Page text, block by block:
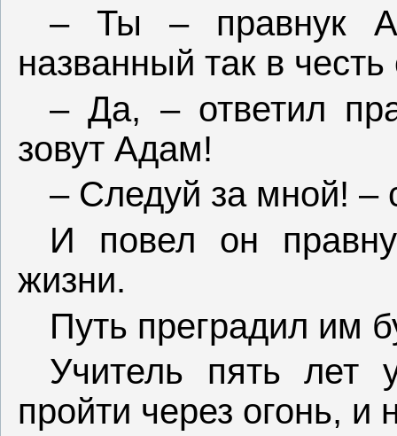
– Ты – правнук
названный так в
– Да, – ответил
зовут Адам!
– Следуй за мной! –
И повел он
жизни.
Путь преградил им
Учитель пять лет
пройти через огонь, и